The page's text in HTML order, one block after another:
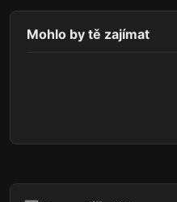
Mohlo by tě zajímat